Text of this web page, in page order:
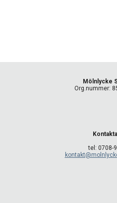
M ölnlycke
Org.nummer:
K
tel: 0708-